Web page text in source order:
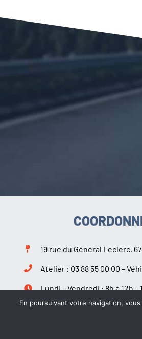
19 rue du Général Leclerc,
Atelier : 03 88 55 00 00 –
Lundi – Vendredi : 8h à 12h –
Samedi : 9h à 12h – 14h à 18h
En poursuivant votre navigation,